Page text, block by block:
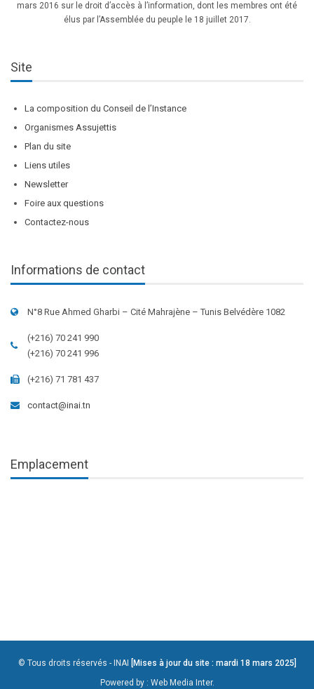
mars 2016 sur le droit d’accès à l’information, dont les membres ont été
élus par l’Assemblée du peuple le 18 juillet 2017.
Site
La composition du Conseil de l’Instance
Organismes Assujettis
Plan du site
Liens utiles
Newsletter
Foire aux questions
Contactez-nous
Informations de contact
N°8 Rue Ahmed Gharbi – Cité Mahrajène – Tunis Belvédère 1082
(+216) 70 241 990
(+216) 70 241 996
(+216) 71 781 437
contact@inai.tn
Emplacement
© Tous droits réservés - INAI
[Mises à jour du site : mardi 18 mars 2025]
Powered by : Web Media Inter.